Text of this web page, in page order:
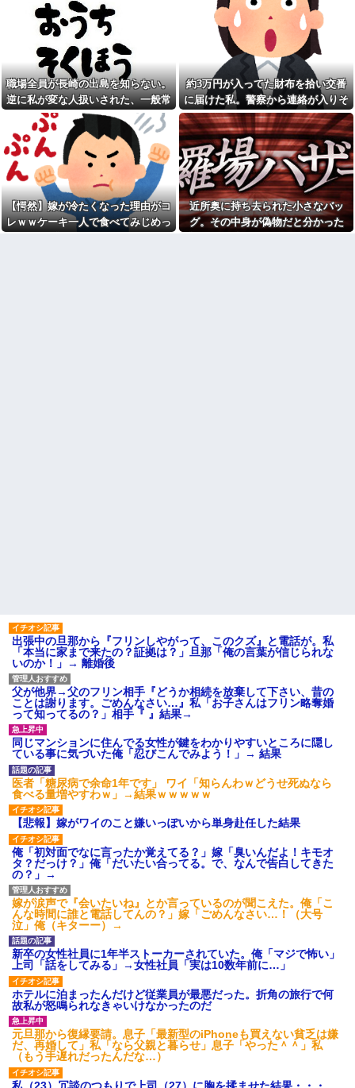
ョックを受けて...
コトメ「遺産を返しなさ
い！」私「遺言どおりです
が？」→夫の遺産を巡る話し合
いが思わぬ展開になって…
俺(52)、女(28)との不倫が嫁に
発覚。離婚に応じたはずの嫁か
らエグすぎる攻撃が恐ろしすぎ
る
息子に『葵』と名付けたら、
初対面では必ず女の子だと思わ
れる。同じ名前でも避けられな
かった勘違いとは…
俺「ゲーム機どこ？」親「ち
ょっと借りたよ」→どうぶつの
森を開いた瞬間、村が大変なこ
とになっていて…
【画像】俺たちの姫、佳子さ
まのお気に入りのドレスがこち
【GIF】JSのカンチョーワロ
タ
後続車にクラクションを鳴ら
され彼氏が逆切れ。「何クラク
ション鳴らしてんだ！降りてこ
いよ！」と怒鳴りだし...
【衝撃】報酬100万円超の治験
募集がこちらｗｗｗｗｗ(※画像
あり)
【ネット騒然】惨殺されたタ
ワマン頂き女子のこの動画、す
げえええええｗｗｗｗｗｗｗｗ
ｗｗｗ
【愕然】白のクラウン俺氏、
高速道路左車線を制限速度で走
った結果wwwwwwwwwwww
百年の恋12-899 食べた量を
張り合ってくる
【悲報】佐藤輝明・・・２軍
でも盛大にやらかす←あまり悲
しませないでくれ
元職場の要注意オバサン、引
っ越し先でご近所になり粘着開
始！！「どこまで送って！」か
ら始まり半年も経つと「お金貸
してくれない？」断ると翌日、
玄関前にゴミが置かれる
お盆になると旦那の祖父母宅
に５泊くらいさせられる。旦那
は「行かなくていいよ」って言
うんだけどトメに誘われると断
れなくなってしまう
【復讐】 「あんた老け顔だか
ら○○の代わりにエ●チなゲーム買
ってきてあげてよ」と言われて
弟の代わりにア○ルトゲームを買
わされた
嫁「最近さ、家事に気持ちが
こもってないよね」俺「ちゃん
とやってるだろ」→分担してい
たはずの家事を巡って夫婦で揉
て…
結果…
職場全員が長崎の出島を知らない。
逆に私が変な人扱いされた、一般常
識だと思ってたのに
約3万円が入ってた財布を拾い交番
に届けた私。警察から連絡が入りそ
の金が私のものになった結果...
【愕然】嫁が冷たくなった理由がコ
レｗｗケーキ一人で食べてみじめっ
近所奥に持ち去られた小さなバッ
グ。その中身が偽物だと分かった
出張中の旦那から『フリンしやがって、このクズ』と電話が。私
「本当に家まで来たの？証拠は？」旦那「俺の言葉が信じられな
いのか！」→ 離婚後
父が他界→父のフリン相手『どうか相続を放棄して下さい、昔の
ことは謝ります。ごめんなさい…』私「お子さんはフリン略奪婚
って知ってるの？」相手『 』結果→
同じマンションに住んでる女性が鍵をわかりやすいところに隠し
ている事に気づいた俺「忍びこんでみよう！」→ 結果
医者「糖尿病で余命1年です」 ワイ「知らんわｗどうせ死ぬなら
食べる量増やすわｗ」→結果ｗｗｗｗｗ
【悲報】嫁がワイのこと嫌いっぽいから単身赴任した結果
俺「初対面でなに言ったか覚えてる？」嫁「臭いんだよ！キモオ
タ？だっけ？」俺「だいたい合ってる。で、なんで告白してきた
の？」→
嫁が涙声で『会いたいね』とか言っているのが聞こえた。俺「こ
んな時間に誰と電話してんの？」嫁「ごめんなさい…！（大号
泣」俺（キターー）→
新卒の女性社員に1年半ストーカーされていた。俺「マジで怖い」
上司「話をしてみる」→女性社員「実は10数年前に…」
ホテルに泊まったんだけど従業員が最悪だった。折角の旅行で何
故私が怒鳴られなきゃいけなかったのだ
元旦那から復縁要請。息子「最新型のiPhoneも買えない貧乏は嫌
だ、再婚して」私「なら父親と暮らせ」息子「やった＾＾」私
（もう手遅れだったんだな…）
私（23）冗談のつもりで上司（27）に胸を揉ませた結果・・・